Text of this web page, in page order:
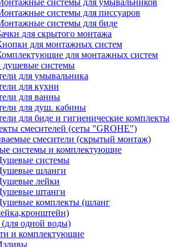
системы для умывальников
системы для писсуаров
системы для биде
для скрытого монтажа
для монтажных систем
для монтажных систем
душевые системы
для умывальника
для кухни
для ванны
для душ. кабины
для биде и гигиенические комплекты
смесителей (сеты "GROHE")
смесители (скрытый монтаж)
системы и комплектующие
системы
шланги
лейки
штанги
комплекты (шланг
одной воды)
и комплектующие